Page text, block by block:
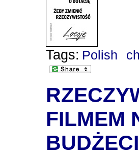
Tags: Polish
FILMEM